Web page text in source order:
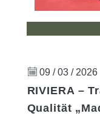
09 / 03 / 2026
RIVIERA –
Qualität